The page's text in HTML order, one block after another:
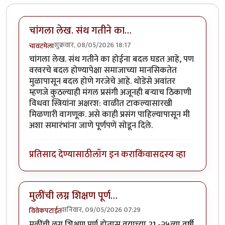
चांगला लेख. संथ गतीने का…
चावटमेलाशुक्रवार, 08/05/2026 18:17
चांगला लेख. संथ गतीने का होईना बदल घडत आहे, पण
वरवरचे बदल होण्यापेक्षा समाजाच्या मानसिकतेत
मुळापासून बदल होणे गरजेचे आहे. थोडेसे अवांतर
म्हणजे कुठल्याही मंगल प्रसंगी अजूनही बऱ्याच ठिकाणी
विधवा स्त्रियांना अक्षरश: वाळीत टाकल्यासारखी
मिळणारी वागणूक. असे काही प्रसंग पाहिल्यापासून मी
अशा समारंभांना जाणे पूर्णपणे सोडून दिले.
प्रतिसाद देण्यासाठीलॉग इन कराकिंवासदस्य व्हा
मुलींची लग्न शिक्षण पूर्ण…
विवेकपटाईतशनिवार, 09/05/2026 07:29